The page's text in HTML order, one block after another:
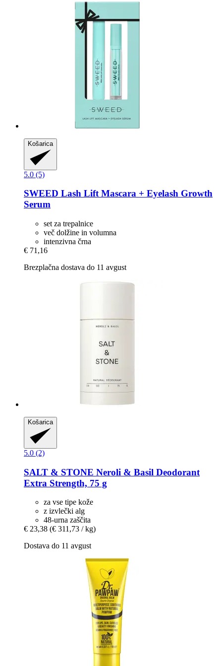
Košarica
5.0 (5)
SWEED Lash Lift Mascara + Eyelash Growth
Serum
set za trepalnice
več dolžine in volumna
intenzivna črna
€ 71,16
Brezplačna dostava do 11 avgust
Košarica
5.0 (2)
SALT & STONE Neroli & Basil Deodorant
Extra Strength, 75 g
za vse tipe kože
z izvlečki alg
48-urna zaščita
€ 23,38 (€ 311,73 / kg)
Dostava do 11 avgust